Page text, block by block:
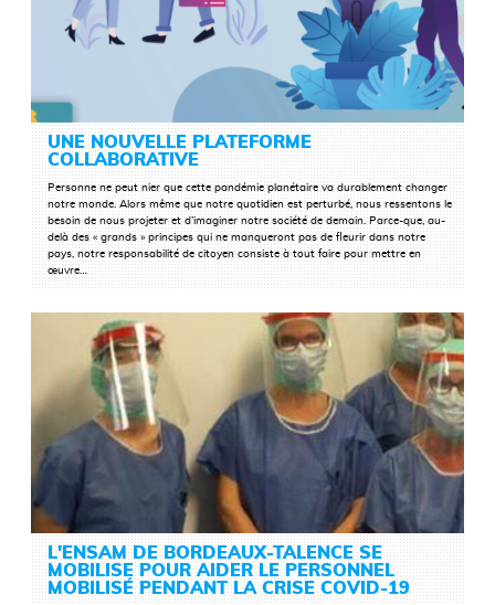
UNE NOUVELLE PLATEFORME
COLLABORATIVE
Personne ne peut nier que cette pandémie planétaire va durablement changer
notre monde. Alors même que notre quotidien est perturbé, nous ressentons le
besoin de nous projeter et d’imaginer notre société de demain. Parce-que, au-
delà des « grands » principes qui ne manqueront pas de fleurir dans notre
pays, notre responsabilité de citoyen consiste à tout faire pour mettre en
œuvre…
LIRE LA SUITE
L'ENSAM DE BORDEAUX-TALENCE SE
MOBILISE POUR AIDER LE PERSONNEL
MOBILISÉ PENDANT LA CRISE COVID-19